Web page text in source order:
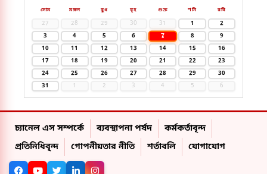
সোম মঙ্গল বুধ বৃহ শুক্র শনি রবি
27 28 29 30 31 1
2
3
4 5 6 7 8
9
10
11 12 13 14 15
16
17
18 19 20 21 22
23
24
25 26 27 28 29
30
31
1 2 3 4 5 6
চ্যানেল এস সম্পর্কে ব্যবস্থাপনা পর্ষদ
কর্মকর্তাবৃন্দ
প্রতিনিধিবৃন্দ
গোপনীয়তার নীতি শর্তাবলি যোগাযোগ